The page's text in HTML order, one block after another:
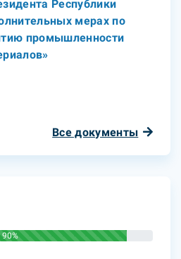
Республики
мерах по
промышленности
Все документы
90%